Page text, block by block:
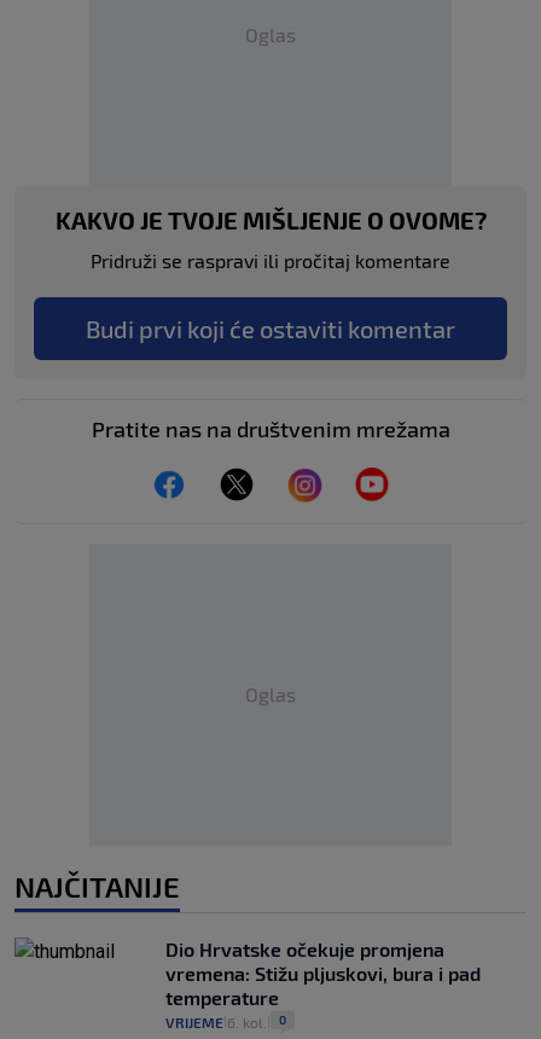
Oglas
KAKVO JE TVOJE MIŠLJENJE O OVOME?
Pridruži se raspravi ili pročitaj komentare
Budi prvi koji će ostaviti komentar
Pratite nas na društvenim mrežama
Oglas
NAJČITANIJE
Dio Hrvatske očekuje promjena
vremena: Stižu pljuskovi, bura i pad
temperature
VRIJEME 6. kol. 0